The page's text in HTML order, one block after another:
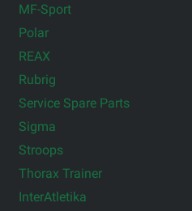
MF-Sport
Polar
REAX
Rubrig
Service Spare Parts
Sigma
Stroops
Thorax Trainer
InterAtletika